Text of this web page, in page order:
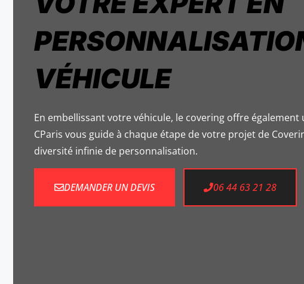
VÉHICULE
En embellissant votre véhicule, le covering offre
CParis vous guide à chaque étape de votre projet de
diversité infinie de personnalisation.
DEMANDER UN DEVIS 06 44 63 21 28